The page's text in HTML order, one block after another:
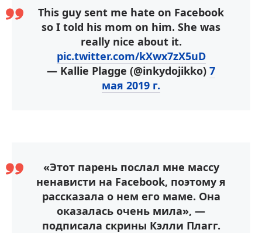
This guy sent me hate on Facebook
so I told his mom on him. She was
really nice about it.
pic.twitter.com/kXwx7zX5uD
— Kallie Plagge (@inkydojikko) 7
мая 2019 г.
«Этот парень послал мне массу
ненависти на Facebook, поэтому я
рассказала о нем его маме. Она
оказалась очень мила», —
подписала скрины Кэлли Плагг.